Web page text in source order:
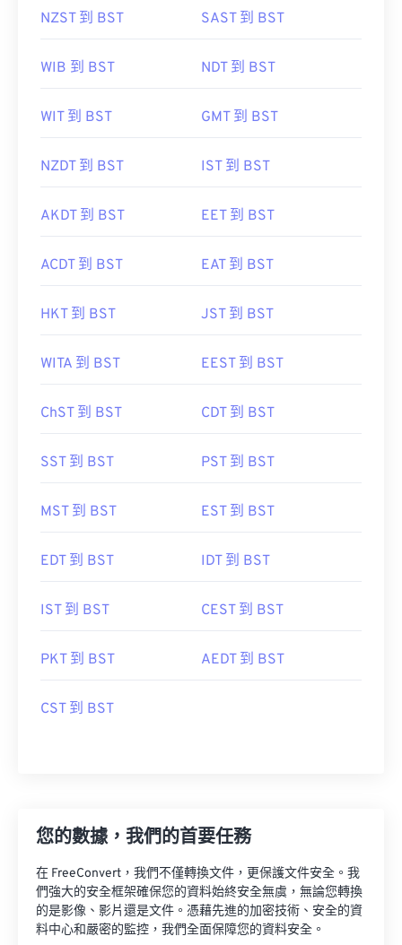
NZST 到 BST SAST 到 BST
WIB 到 BST NDT 到 BST
WIT 到 BST GMT 到 BST
NZDT 到 BST IST 到 BST
AKDT 到 BST EET 到 BST
ACDT 到 BST EAT 到 BST
HKT 到 BST JST 到 BST
WITA 到 BST EEST 到 BST
ChST 到 BST CDT 到 BST
SST 到 BST PST 到 BST
MST 到 BST EST 到 BST
EDT 到 BST IDT 到 BST
IST 到 BST CEST 到 BST
PKT 到 BST AEDT 到 BST
CST 到 BST
您的數據，我們的首要任務
在 FreeConvert，我們不僅轉換文件，更保護文件安全。我
們強大的安全框架確保您的資料始終安全無虞，無論您轉換
的是影像、影片還是文件。憑藉先進的加密技術、安全的資
料中心和嚴密的監控，我們全面保障您的資料安全。